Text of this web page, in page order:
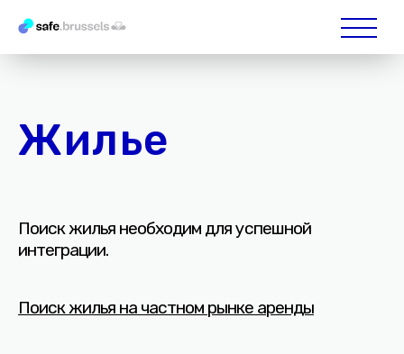
Жилье
Поиск жилья необходим для успешной
интеграции.
Поиск жилья на частном рынке аренды